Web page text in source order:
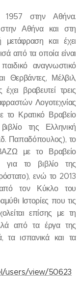
1957 στην Αθήνα.
στην Αθήνα και στη
μετάφραση και έχει
από τα οποία είναι
αναγνωστικό
Θερβάντες, Μέλβιλ,
βραβευτεί τρεις
Λογοτεχνίας
το Κρατικό Βραβείο
της Ελληνική
Παπαδόπουλος), το
με το Βραβείο
για το βιβλίο της
ενώ το 2013
τον Κύκλο του
Ιστορίες που τις
επίσης με τη
από τα έργα της
τα ισπανικά και τα
users/view/50623